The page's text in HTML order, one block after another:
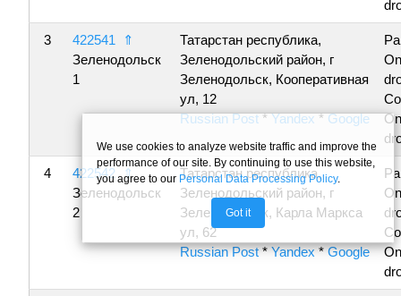
3 422541
⇑
Зеленодольск
1
Татарстан республика,
Зеленодольский район, г
Зеленодольск, Кооперативная
ул, 12
Russian Post*Yandex*Google
4 422542
⇑
Зеленодольск
2
Татарстан республика,
Зеленодольский район, г
Зеленодольск, Карла Маркса
ул, 62
Russian Post*Yandex*Google
We use cookies to analyze website traffic and improve the
performance of our site. By continuing to use this website,
you agree to our Personal Data Processing Policy.
Got it